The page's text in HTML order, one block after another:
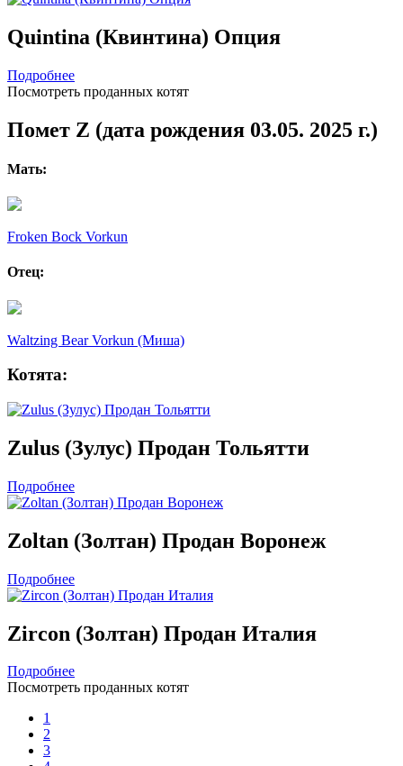
Quintina (Квинтина) Опция
Подробнее
Посмотреть проданных котят
Помет Z (дата рождения 03.05. 2025 г.)
Мать:
Froken Bock Vorkun
Отец:
Waltzing Bear Vorkun (Миша)
Котята:
Zulus (Зулус) Продан Тольятти
Подробнее
Zoltan (Золтан) Продан Воронеж
Подробнее
Zircon (Золтан) Продан Италия
Подробнее
Посмотреть проданных котят
1
2
3